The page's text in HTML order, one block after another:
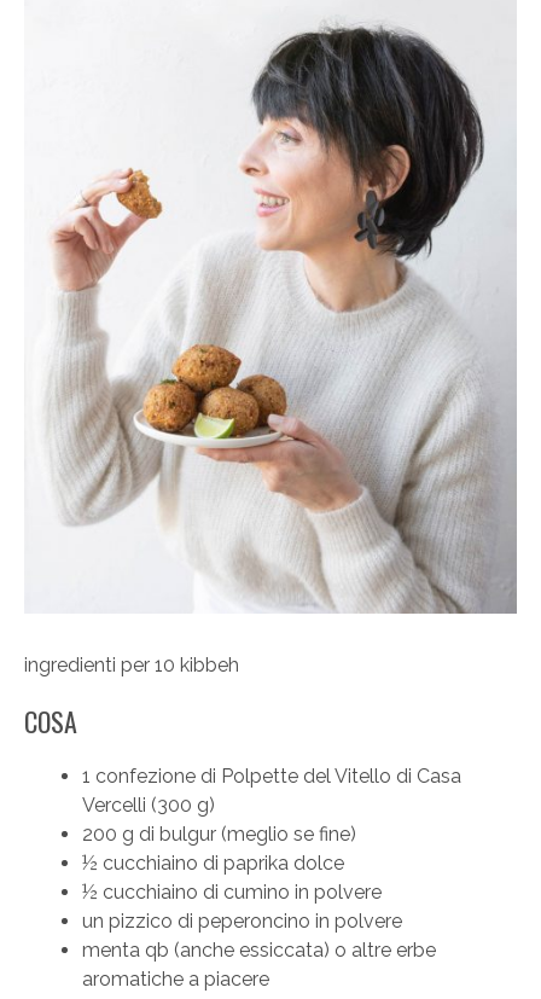
ingredienti per 10 kibbeh
COSA
1 confezione di Polpette del Vitello di Casa
Vercelli (300 g)
200 g di bulgur (meglio se fine)
½ cucchiaino di paprika dolce
½ cucchiaino di cumino in polvere
un pizzico di peperoncino in polvere
menta qb (anche essiccata) o altre erbe
aromatiche a piacere